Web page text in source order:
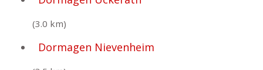
(3.0 km)
Dormagen Nievenheim